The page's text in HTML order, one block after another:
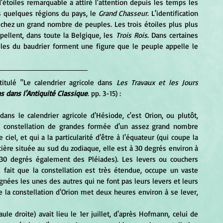
remarquable a attiré l'attention depuis les temps les
régions du pays, le Grand Chasseur. L'identification
un grand nombre de peuples. Les trois étoiles plus plus
dans toute la Belgique, les Trois Rois. Dans certaines
"Le calendrier agricole dans
Les Travaux et les Jours
dans l'Antiquité Classique. pp. 3-15) :
de grandes formée d'un assez grand nombre
et qui a la particularité d'être à l'équateur (qui coupe la
située au sud du zodiaque, elle est à 30 degrés environ à
degrés également des Pléiades). Les levers ou couchers
que la constellation est très étendue, occupe un vaste
les unes des autres qui ne font pas leurs levers et leurs
constellation d'Orion met deux heures environ à se lever,